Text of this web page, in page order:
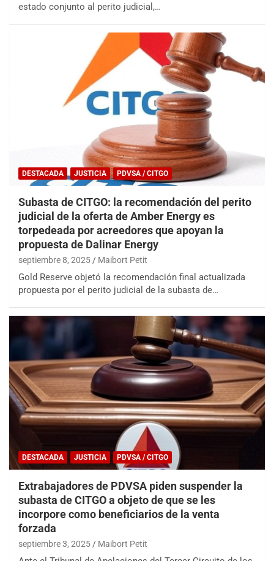
estado conjunto al perito judicial,…
DESTACADA JUSTICIA PDVSA / CITGO
Subasta de CITGO: la recomendación del perito
judicial de la oferta de Amber Energy es
torpedeada por acreedores que apoyan la
propuesta de Dalinar Energy
septiembre 8, 2025 Maibort Petit
Gold Reserve objetó la recomendación final actualizada
propuesta por el perito judicial de la subasta de…
DESTACADA JUSTICIA PDVSA / CITGO
Extrabajadores de PDVSA piden suspender la
subasta de CITGO a objeto de que se les
incorpore como beneficiarios de la venta
forzada
septiembre 3, 2025 Maibort Petit